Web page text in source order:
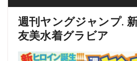
週刊ヤングジャンプ.
友美水着グラビア